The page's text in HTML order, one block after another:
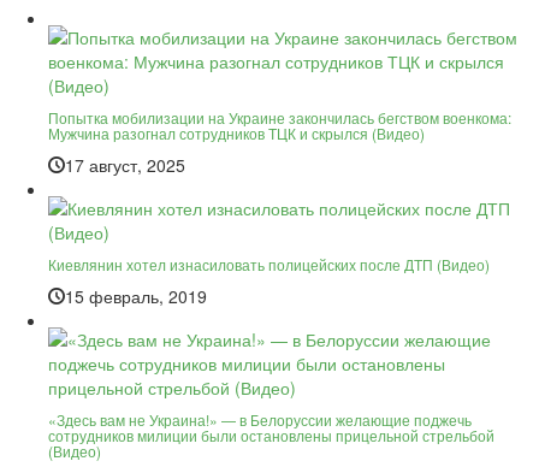
Попытка мобилизации на Украине закончилась бегством военкома:
Мужчина разогнал сотрудников ТЦК и скрылся (Видео)
17 август, 2025
Киевлянин хотел изнасиловать полицейских после ДТП (Видео)
15 февраль, 2019
«Здесь вам не Украина!» — в Белоруссии желающие поджечь
сотрудников милиции были остановлены прицельной стрельбой
(Видео)